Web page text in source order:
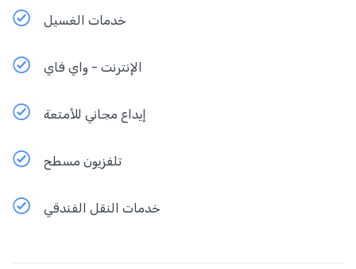
خدمات الغسيل
الإنترنت - واي فاي
إيداع مجاني للأمتعة
تلفزيون مسطح
خدمات النقل الفندقي